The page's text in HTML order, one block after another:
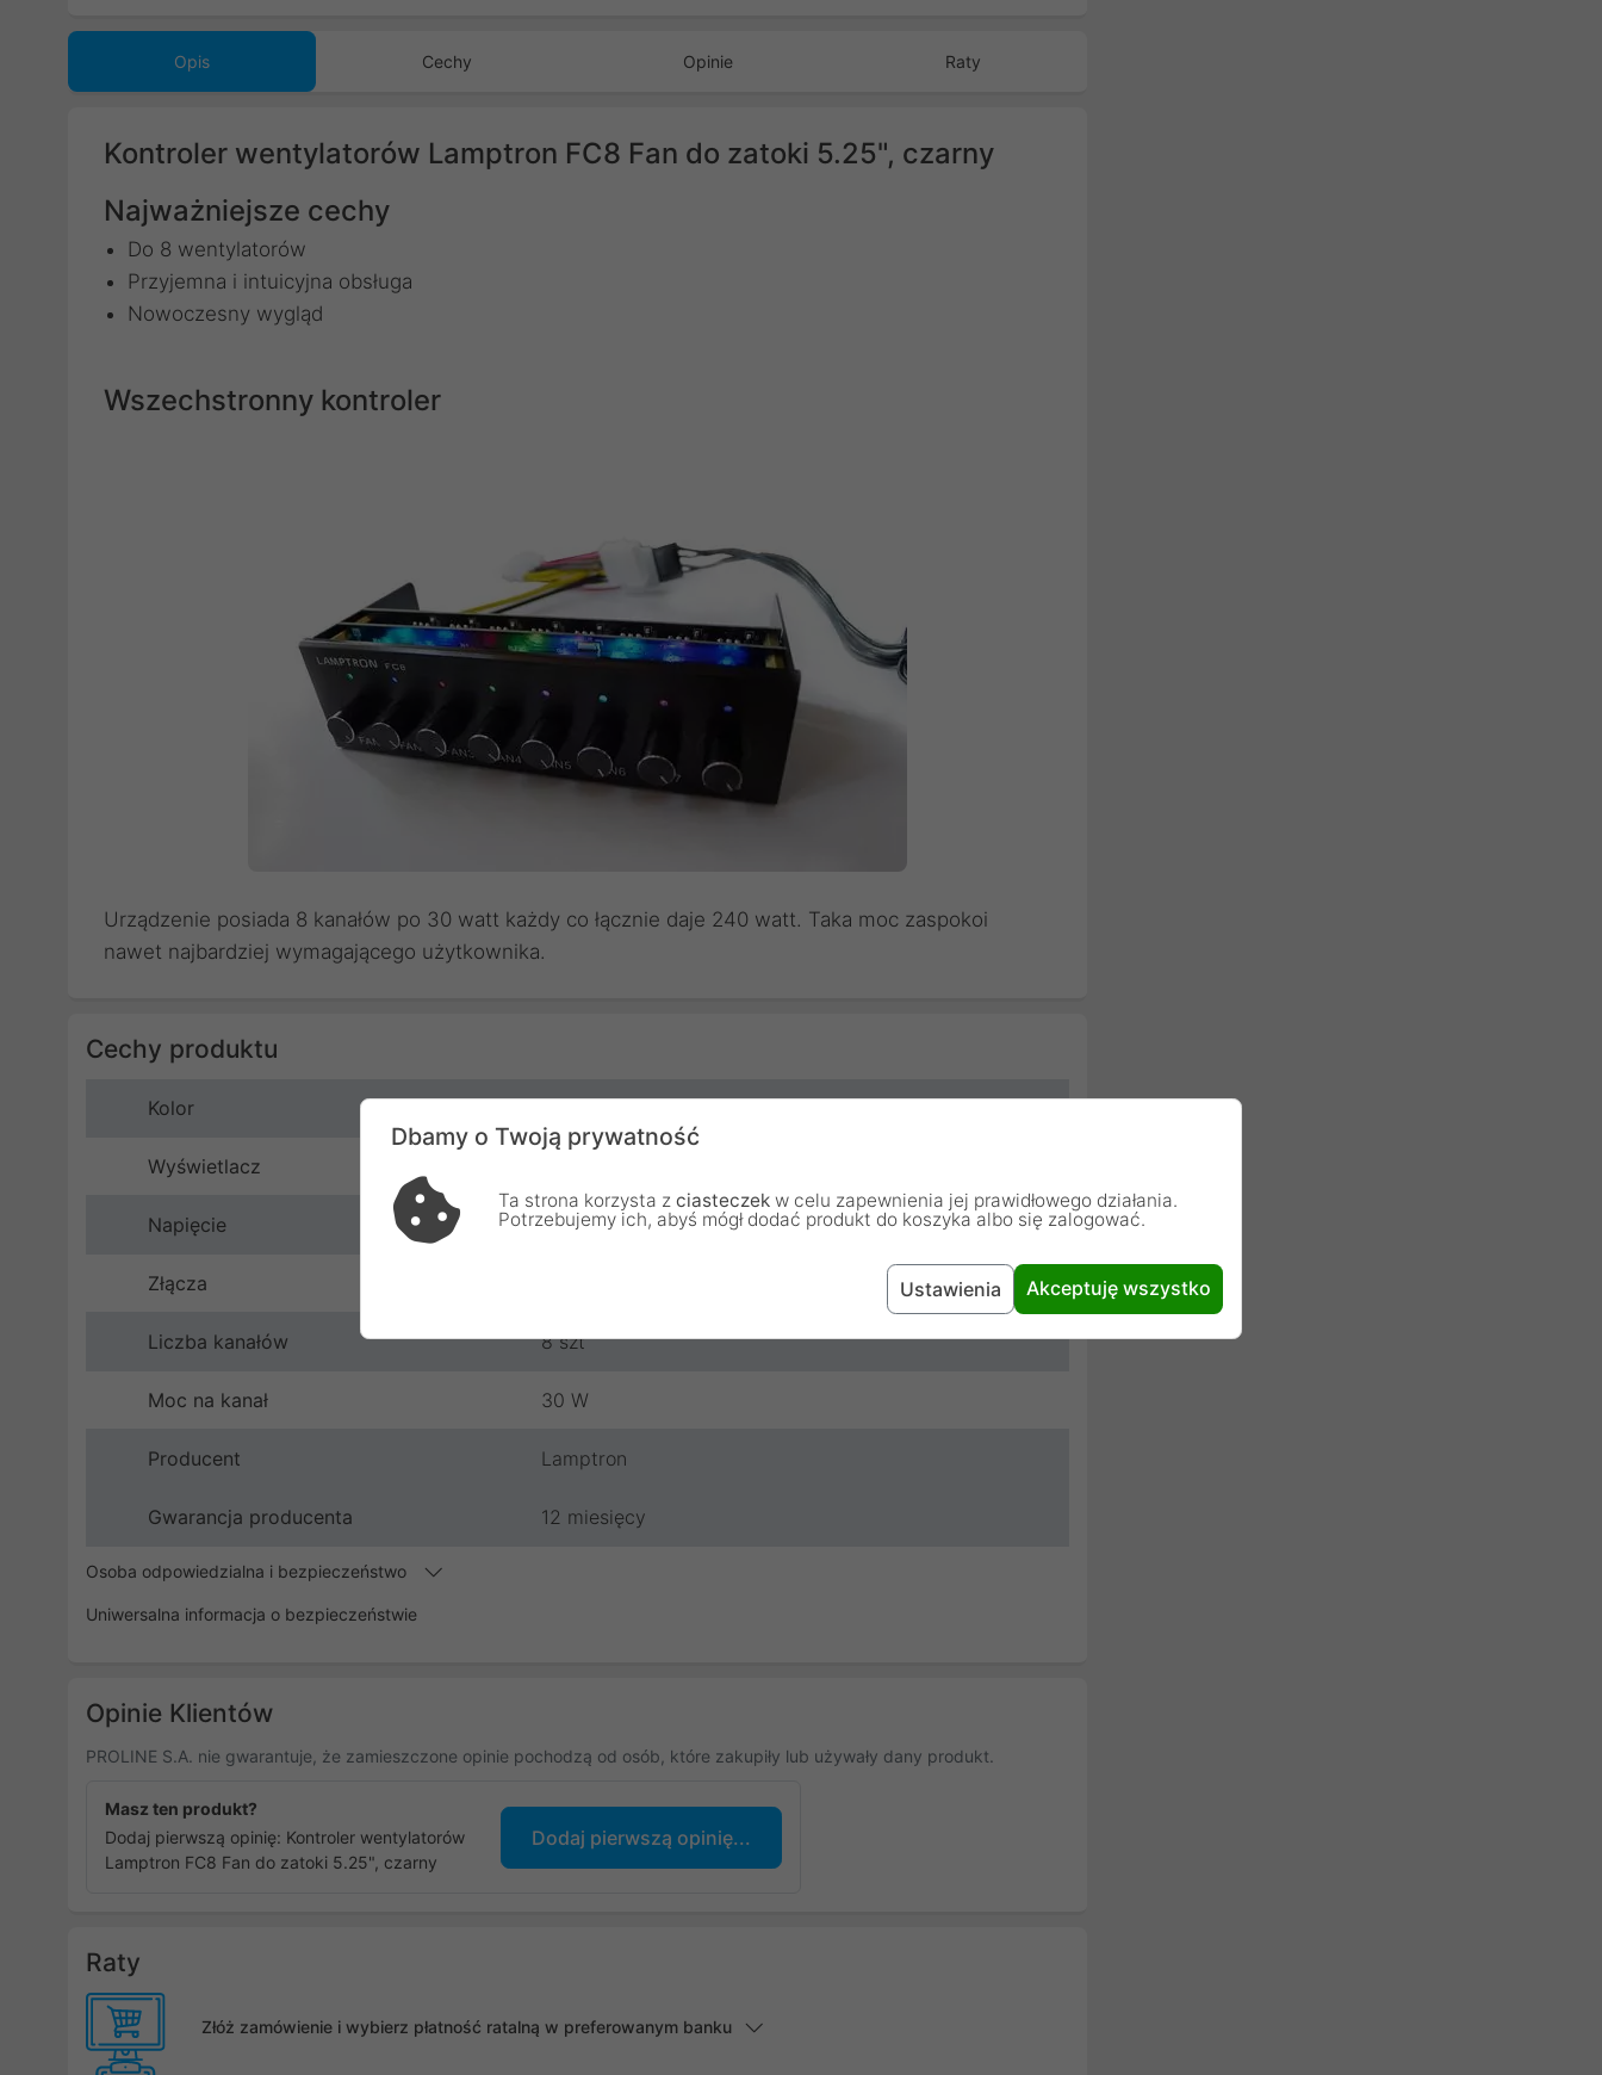
Opis Cechy Opinie Raty
Kontroler wentylatorów Lamptron FC8 Fan do zatoki 5.25", czarny
Najważniejsze cechy
Do 8 wentylatorów
Przyjemna i intuicyjna obsługa
Nowoczesny wygląd
Wszechstronny kontroler
Urządzenie posiada 8 kanałów po 30 watt każdy co łącznie daje 240 watt. Taka moc zaspokoi
nawet najbardziej wymagającego użytkownika.
Cechy produktu
Kolor
Wyświetlacz
Napięcie 0-12 V
Złącza
Liczba kanałów 8 szt
Moc na kanał 30 W
Producent Lamptron
Gwarancja producenta 12 miesięcy
Osoba odpowiedzialna i bezpieczeństwo
Uniwersalna informacja o bezpieczeństwie
Opinie Klientów
PROLINE S.A. nie gwarantuje, że zamieszczone opinie pochodzą od osób, które zakupiły lub używały dany produkt.
Masz ten produkt?
Dodaj pierwszą opinię: Kontroler wentylatorów
Lamptron FC8 Fan do zatoki 5.25", czarny
Dodaj pierwszą opinię...
Raty
Złóż zamówienie i wybierz płatność ratalną w preferowanym banku
Dbamy o Twoją prywatność
Ta strona korzysta z ciasteczek w celu zapewnienia jej prawidłowego działania.
Potrzebujemy ich, abyś mógł dodać produkt do koszyka albo się zalogować.
Ustawienia Akceptuję wszystko